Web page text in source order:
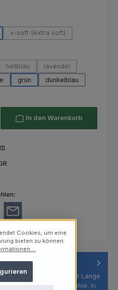
nicht verfügbar.)
x-soft (extra soft)
(Diese Option ist zurzeit
Option ist zurzeit nicht verfügbar.)
hellblau
(Diese Option ist zurzeit nicht
lavendel
(Diese Option ist
verfügbar.)
grün
dunkelblau
verfügbar.)
nicht verfügbar.)
In den Warenkorb
aber die kürzere Länge
Zugangs zur Mundhöhle. In
Cookies, um eine
bieten zu können.
...